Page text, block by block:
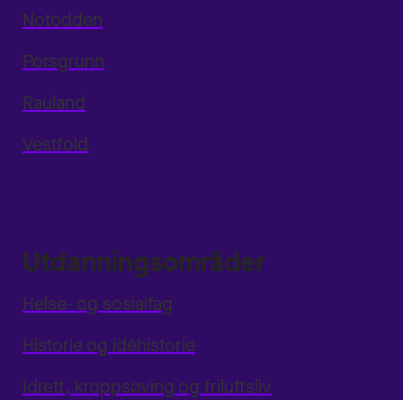
Notodden
Porsgrunn
Rauland
Vestfold
Utdanningsområder
Helse- og sosialfag
Historie og idéhistorie
Idrett, kroppsøving og friluftsliv